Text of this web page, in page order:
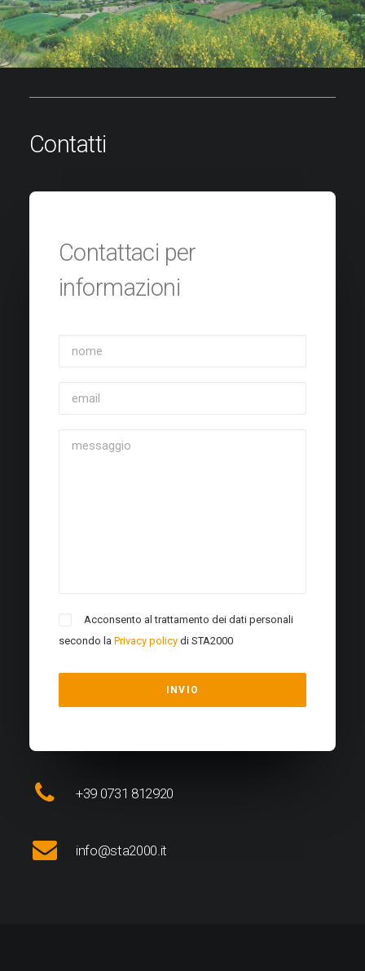
Contatti
Contattaci per
informazioni
Acconsento al trattamento dei dati personali
secondo la Privacy policy di STA2000
+39 0731 812920
info@sta2000.it